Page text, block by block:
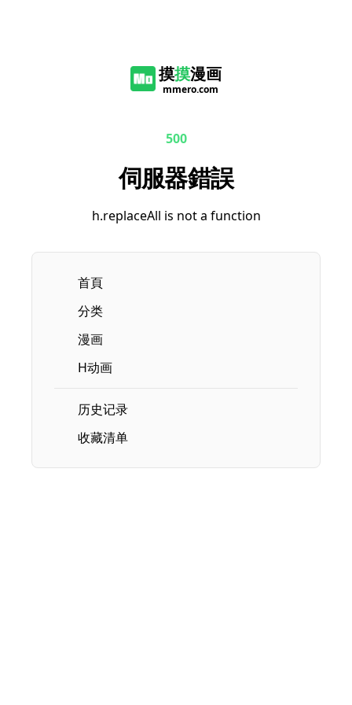
摸摸漫画
mmero.com
500
伺服器錯誤
h.replaceAll is not a function
首頁
分类
漫画
H动画
历史记录
收藏清单